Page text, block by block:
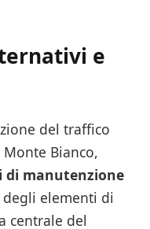
e
del traffico
Bianco,
manutenzione
elementi di
centrale del